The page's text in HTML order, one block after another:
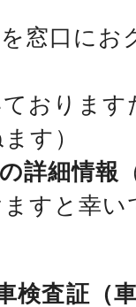
を窓口に
おりま
す）
詳細情報
すと幸い
検査証（